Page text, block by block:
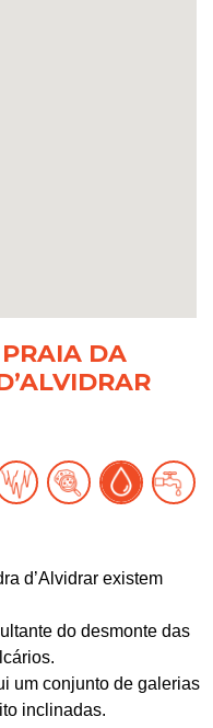
DA
d’Alvidrar existem
do desmonte das
um conjunto de galerias
inclinadas.